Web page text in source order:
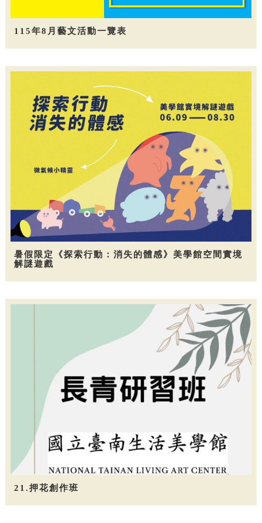
115年8月藝文活動一覽表
暑假限定《探索行動：消失的體感》美學館空間實境
解謎遊戲
21.押花創作班